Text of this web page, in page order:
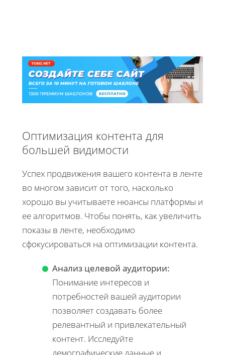
Оптимизация контента для
большей видимости
Успех продвижения вашего контента в ленте
во многом зависит от того, насколько
хорошо вы учитываете нюансы платформы и
ее алгоритмов. Чтобы понять, как увеличить
показы в ленте, необходимо
сфокусироваться на оптимизации контента.
Анализ целевой аудитории:
Понимание интересов и
потребностей вашей аудитории
позволяет создавать более
релевантный и привлекательный
контент. Исследуйте
демографические данные и